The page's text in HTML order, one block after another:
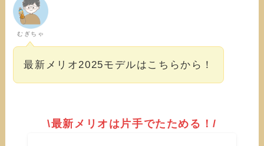
むぎちゃ
最新メリオ2025モデルはこちらから！
\最新メリオは片手でたためる！/